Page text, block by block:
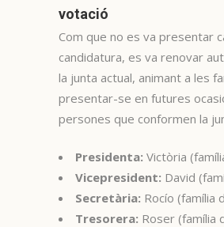
votació
Com que no es va presentar
candidatura, es va renovar
la junta actual, animant a les
presentar-se en futures
persones que conformen la
Presidenta: Victòria
Vicepresident: David
Secretària: Rocío (família
Tresorera: Roser (família